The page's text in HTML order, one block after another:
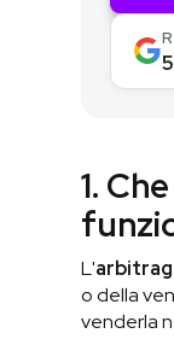
1.
L'
o della
venderla